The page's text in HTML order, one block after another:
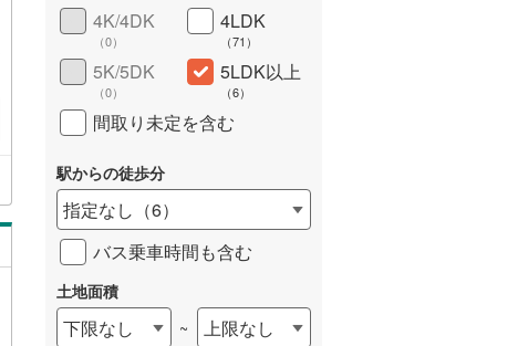
4K/4DK
（0）
4LDK
（71 ）
5K/5DK
（0）
5LDK以上
（6）
間取り未定を含む
駅からの徒歩分
指定なし （6）
バス乗車時間も含む
土地面積
下限なし ~ 上限なし